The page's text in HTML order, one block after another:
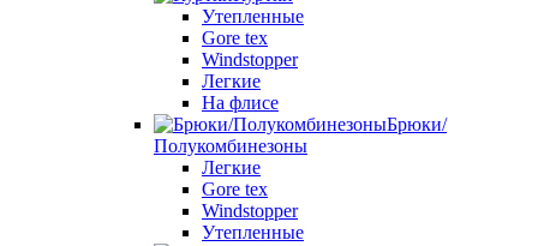
Утепленные
Gore tex
Windstopper
Легкие
На флисе
Брюки/
Полукомбинезоны
Легкие
Gore tex
Windstopper
Утепленные